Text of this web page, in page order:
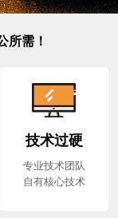
所需！
技术过硬
专业技术团队
自有核心技术